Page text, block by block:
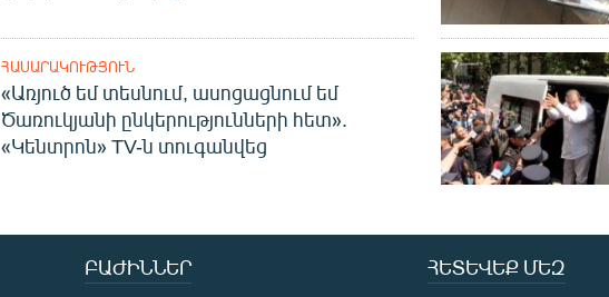
ՀԱՍԱՐԱԿՈՒԹՅՈՒՆ
«Առյուծ եմ տեսնում, ասոցացնում եմ
Ծառուկյանի ընկերությունների հետ».
«Կենտրոն» TV-ն տուգանվեց
ՀԵՏԵՎԵՔ ՄԵԶ
ԲԱԺԻՆՆԵՐ